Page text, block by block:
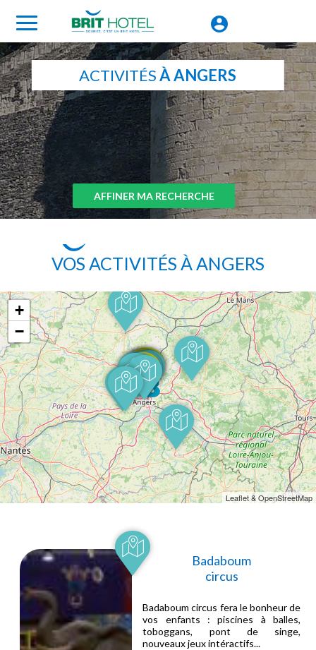
ACTIVITÉSÀ ANGERS
AFFINER MA RECHERCHE
VOS ACTIVITÉS À ANGERS
+
−
Leaflet & OpenStreetMap
Badaboum
circus
Badaboum circus fera le bonheur de
vos enfants : piscines à balles,
toboggans, pont de singe,
nouveaux jeux intéractifs...